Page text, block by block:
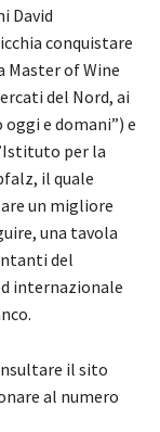
David
conquistare
Master of Wine
del Nord, ai
e domani”) e
per la
il quale
un migliore
una tavola
del
internazionale
il sito
al numero